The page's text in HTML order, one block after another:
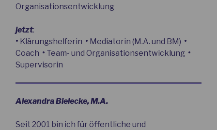
Organisationsentwicklung
jetzt:
• Klärungshelferin • Mediatorin (M.A. und BM) •
Coach • Team- und Organisationsentwicklung •
Supervisorin
Alexandra Bielecke, M.A.
Seit 2001 bin ich für öffentliche und